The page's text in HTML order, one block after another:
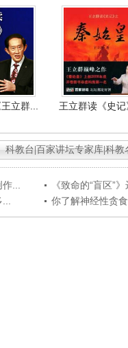
立群... 王立群读《史
科教台 百家讲坛专家库 科教
...
《致命的“盲区”
你了解神经性贪